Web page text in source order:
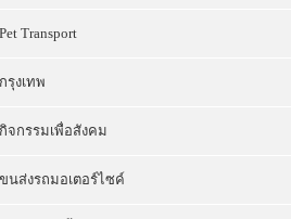
Pet Transport
กรุงเทพ
กิจกรรมเพื่อสังคม
ขนส่งรถมอเตอร์ไซค์